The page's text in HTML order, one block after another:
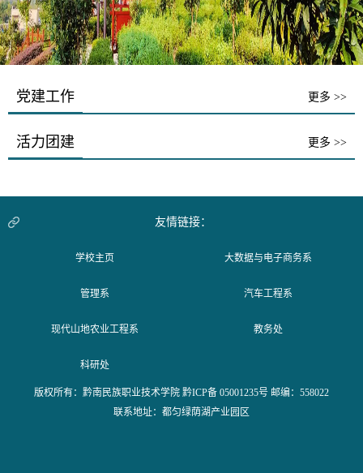
党建工作 更多 >>
活力团建 更多 >>
友情链接：
学校主页 大数据与电子商务系
管理系 汽车工程系
现代山地农业工程系 教务处
科研处
版权所有：黔南民族职业技术学院 黔ICP备 05001235号 邮编：558022
联系地址：都匀绿荫湖产业园区